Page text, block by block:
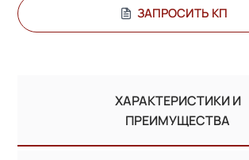
ЗАПРОСИТЬ КП
ХАРАКТЕРИСТИКИ И
ПРЕИМУЩЕСТВА